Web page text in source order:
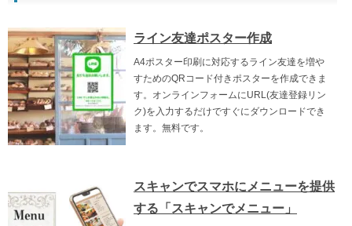
ライン友達ポスター作成
A4ポスター印刷に対応するライン友達を増や
すためのQRコード付きポスターを作成できま
す。オンラインフォームにURL(友達登録リン
ク)を入力するだけですぐにダウンロードでき
ます。無料です。
スキャンでスマホにメニューを提供
する「スキャンでメニュー」